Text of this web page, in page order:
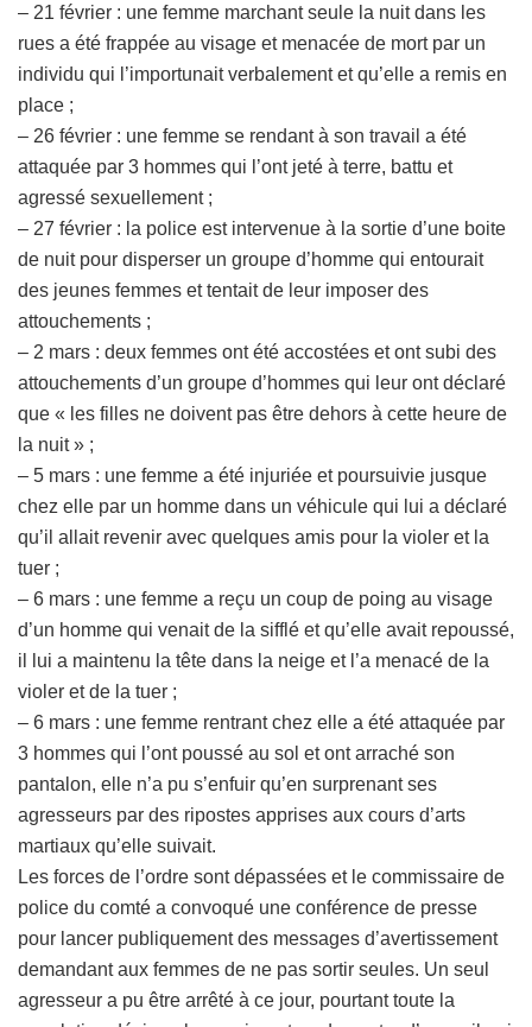
– 21 février : une femme marchant seule la nuit dans les
rues a été frappée au visage et menacée de mort par un
individu qui l’importunait verbalement et qu’elle a remis en
place ;
– 26 février : une femme se rendant à son travail a été
attaquée par 3 hommes qui l’ont jeté à terre, battu et
agressé sexuellement ;
– 27 février : la police est intervenue à la sortie d’une boite
de nuit pour disperser un groupe d’homme qui entourait
des jeunes femmes et tentait de leur imposer des
attouchements ;
– 2 mars : deux femmes ont été accostées et ont subi des
attouchements d’un groupe d’hommes qui leur ont déclaré
que « les filles ne doivent pas être dehors à cette heure de
la nuit » ;
– 5 mars : une femme a été injuriée et poursuivie jusque
chez elle par un homme dans un véhicule qui lui a déclaré
qu’il allait revenir avec quelques amis pour la violer et la
tuer ;
– 6 mars : une femme a reçu un coup de poing au visage
d’un homme qui venait de la sifflé et qu’elle avait repoussé,
il lui a maintenu la tête dans la neige et l’a menacé de la
violer et de la tuer ;
– 6 mars : une femme rentrant chez elle a été attaquée par
3 hommes qui l’ont poussé au sol et ont arraché son
pantalon, elle n’a pu s’enfuir qu’en surprenant ses
agresseurs par des ripostes apprises aux cours d’arts
martiaux qu’elle suivait.
Les forces de l’ordre sont dépassées et le commissaire de
police du comté a convoqué une conférence de presse
pour lancer publiquement des messages d’avertissement
demandant aux femmes de ne pas sortir seules. Un seul
agresseur a pu être arrêté à ce jour, pourtant toute la